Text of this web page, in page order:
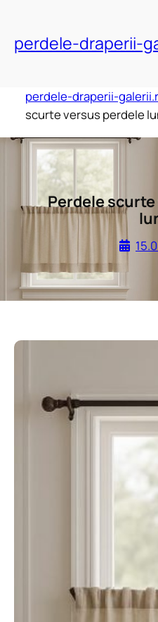
content
perdele-draperii-
perdele-draperii-
scurte versus perdele
Perdele